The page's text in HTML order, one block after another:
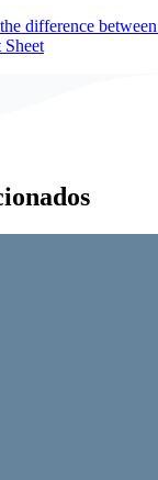
difference
Sheet